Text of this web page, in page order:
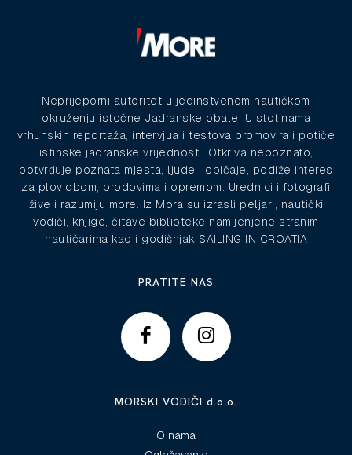
Neprijeporni autoritet u jedinstvenom nautičkom
okruženju istočne Jadranske obale. U stotinama
vrhunskih reportaža, intervjua i testova promovira i potiče
istinske jadranske vrijednosti. Otkriva nepoznato,
potvrđuje poznata mjesta, ljude i običaje, podiže interes
za plovidbom, brodovima i opremom. Urednici i fotografi
žive i razumiju more. Iz Mora su izrasli peljari, nautički
vodiči, knjige, čitave biblioteke namijenjene stranim
nautičarima kao i godišnjak SAILING IN CROATIA
PRATITE NAS
MORSKI VODIČI d.o.o.
O nama